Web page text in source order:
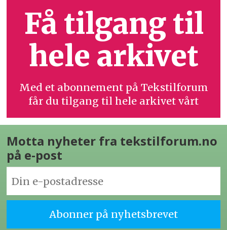
Få tilgang til
hele arkivet
Med et abonnement på Tekstilforum
får du tilgang til hele arkivet vårt
Motta nyheter fra tekstilforum.no
på e-post